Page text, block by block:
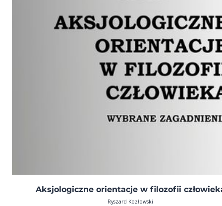
Aksjologiczne orientacje w filozofii
Ryszard Kozłowski